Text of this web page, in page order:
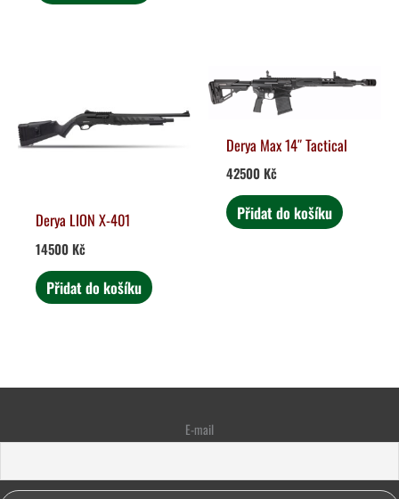
Derya LION X-401
14500 Kč
Přidat do košíku
Derya Max 14″ Tactical
42500 Kč
Přidat do košíku
E-mail